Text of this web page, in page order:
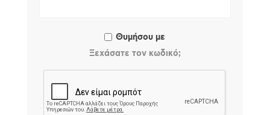
Θυμήσου με
Ξεχάσατε τον κωδικό;